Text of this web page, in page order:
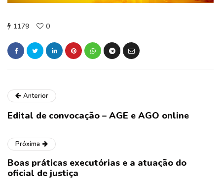
1179 0
Anterior
Edital de convocação – AGE e AGO online
Próxima
Boas práticas executórias e a atuação do
oficial de justiça